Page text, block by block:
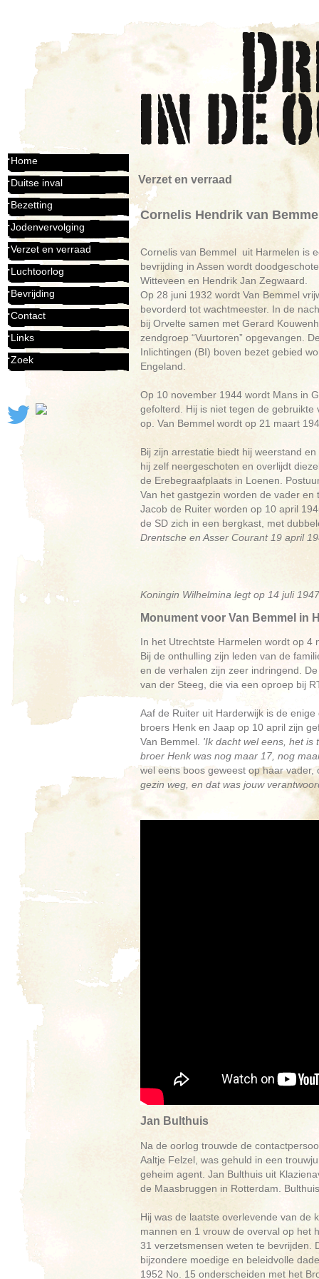
Home
Duitse inval
Bezetting
Jodenvervolging
Verzet en verraad
Luchtoorlog
Bevrijding
Contact
Links
Zoek
Verzet en verraad
Cornelis Hendrik van
Cornelis van Bemmel uit Harmelen is
bevrijding in Assen wordt
Witteveen en Hendrik Jan Zegwaard.
Op 28 juni 1932 wordt Van Bemmel
bevorderd tot wachtmeester. In de
bij Orvelte samen met Gerard
zendgroep “Vuurtoren” opgevangen.
Inlichtingen (BI) boven bezet gebied
Engeland.
Op 10 november 1944 wordt Mans in
gefolterd. Hij is niet tegen de gebruikte
op. Van Bemmel wordt op 21 maart
Bij zijn arrestatie biedt hij weerstand
hij zelf neergeschoten en overlijdt
de Erebegraafplaats in Loenen.
Van het gastgezin worden de vader
Jacob de Ruiter worden op 10 april
de SD zich in een bergkast, met
Drentsche en Asser Courant 19 april
Koningin Wilhelmina legt op 14 juli
Monument voor Van Bemmel in
In het Utrechtste Harmelen wordt op 4
Bij de onthulling zijn leden van de
en de verhalen zijn zeer indringend.
van der Steeg, die via een oproep bij
Aaf de Ruiter uit Harderwijk is de
broers Henk en Jaap op 10 april zijn
Van Bemmel. 'Ik dacht wel eens, het is
broer Henk was nog maar 17, nog
wel eens boos geweest op haar
gezin weg, en dat was jouw
Jan Bulthuis
Na de oorlog trouwde de
Aaltje Felzel, was gehuld in een
geheim agent. Jan Bulthuis uit
de Maasbruggen in Rotterdam.
Hij was de laatste overlevende van de
mannen en 1 vrouw de overval op het
31 verzetsmensen weten te bevrijden.
bijzondere moedige en beleidvolle
1952 No. 15 onderscheiden met het